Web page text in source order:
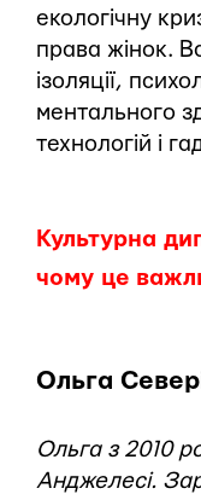
екологічну
права жінок.
ізоляції,
ментального
технологій і
Культурна
чому це
Ольга
Ольга з 2010
Анджелесі.